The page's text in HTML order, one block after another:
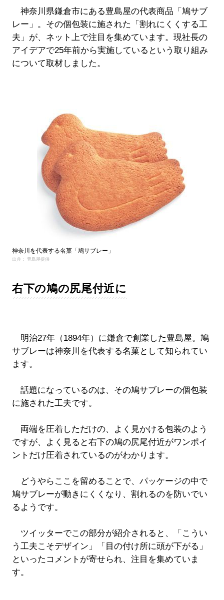
神奈川県鎌倉市にある豊島屋の代表商品「鳩サブ
レー」。その個包装に施された「割れにくくする工
夫」が、ネット上で注目を集めています。現社長の
アイデアで25年前から実施しているという取り組み
について取材しました。
神奈川を代表する名菓「鳩サブレー」
出典： 豊島屋提供
右下の鳩の尻尾付近に
明治27年（1894年）に鎌倉で創業した豊島屋。鳩
サブレーは神奈川を代表する名菓として知られてい
ます。
話題になっているのは、その鳩サブレーの個包装
に施された工夫です。
両端を圧着しただけの、よく見かける包装のよう
ですが、よく見ると右下の鳩の尻尾付近がワンポイ
ントだけ圧着されているのがわかります。
どうやらここを留めることで、パッケージの中で
鳩サブレーが動きにくくなり、割れるのを防いでい
るようです。
ツイッターでこの部分が紹介されると、「こうい
う工夫こそデザイン」「目の付け所に頭が下がる」
といったコメントが寄せられ、注目を集めていま
す。